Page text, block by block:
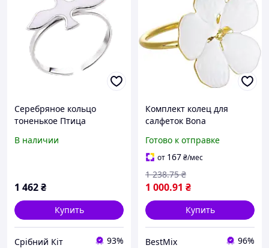
Серебряное кольцо
тоненькое Птица
В наличии
1 462₴
Купить
Срібний Кіт 93%
Комплект колец для
салфеток Bona
золотые с белой эмалью
Готово к отправке
от 167₴/мес
1 000.91 ₴
1 238.75 ₴
Купить
BestMix 96%